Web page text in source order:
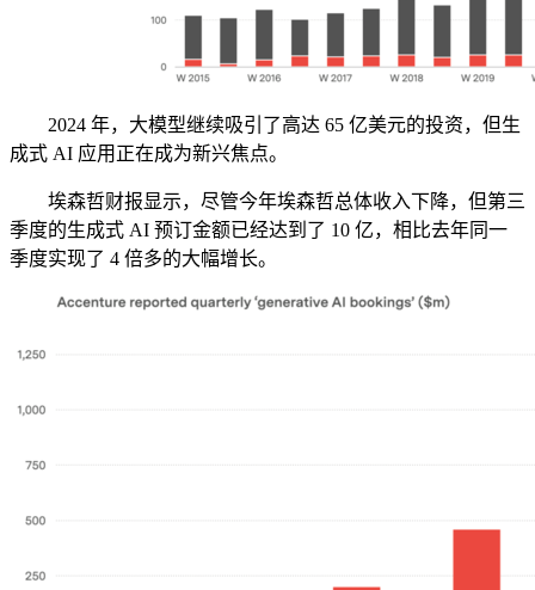
2024 年，大模型继续吸引了高达 65 亿美元的投资，但生
成式 AI 应用正在成为新兴焦点。
埃森哲财报显示，尽管今年埃森哲总体收入下降，但第三
季度的生成式 AI 预订金额已经达到了 10 亿，相比去年同一
季度实现了 4 倍多的大幅增长。